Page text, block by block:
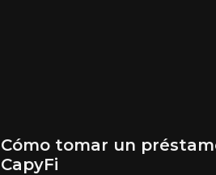
Cómo tomar un
CapyFi